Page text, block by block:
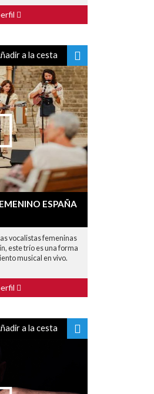
a la cesta
ESPAÑA
vocalistas femeninas
este trío es una forma
musical en vivo.
a la cesta